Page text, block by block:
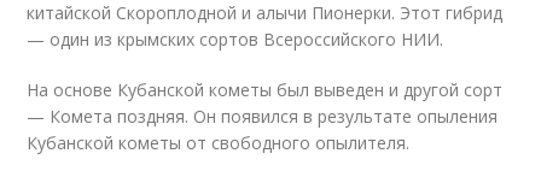
китайской Скороплодной и алычи Пионерки. Этот гибрид
— один из крымских сортов Всероссийского НИИ.
На основе Кубанской кометы был выведен и другой сорт
— Комета поздняя. Он появился в результате опыления
Кубанской кометы от свободного опылителя.